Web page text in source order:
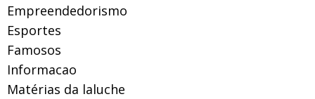
Empreendedorismo
Esportes
Famosos
Informacao
Matérias da laluche